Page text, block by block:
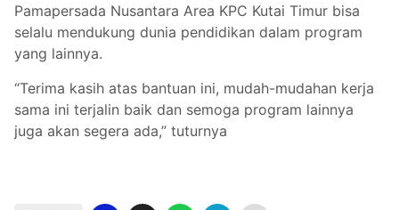
Pamapersada Nusantara Area KPC Kutai Timur bisa
selalu mendukung dunia pendidikan dalam program
yang lainnya.
“Terima kasih atas bantuan ini, mudah-mudahan kerja
sama ini terjalin baik dan semoga program lainnya
juga akan segera ada,” tuturnya